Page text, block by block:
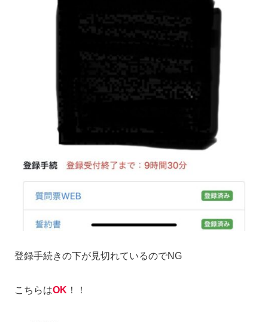
登録手続きの下が見切れているのでNG
こちらはOK ！！